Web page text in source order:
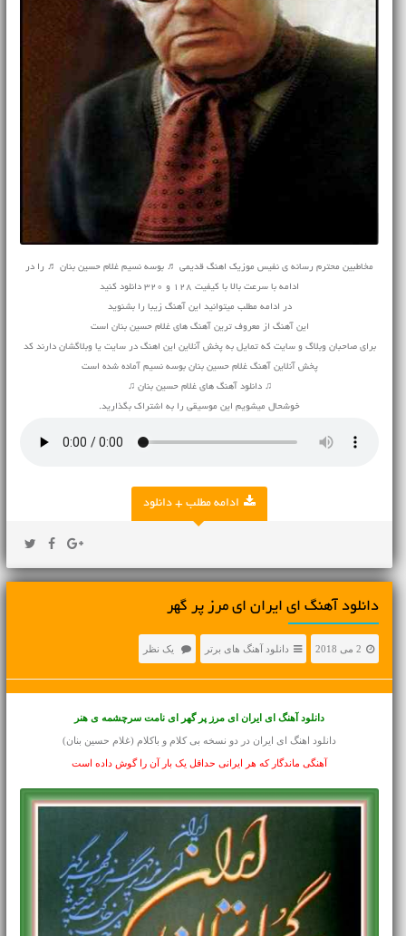
مخاطبین محترم رسانه ی نفیس موزیک اهنگ قدیمی ♬ بوسه نسیم غلام حسین بنان ♬ را در
ادامه با سرعت بالا با کیفیت 128 و 320 دانلود کنید
در ادامه مطلب میتوانید این آهنگ زیبا را بشنوید
این آهنگ از معروف ترین آهنگ های غلام حسین بنان است
برای صاحبان وبلاگ و سایت که تمایل به پخش آنلاین این اهنگ در سایت یا وبلاگشان دارند کد
پخش آنلاین آهنگ غلام حسین بنان بوسه نسیم آماده شده است
♫ دانلود آهنگ های غلام حسین بنان ♫
خوشحال میشویم این موسیقی را به اشتراک بگذارید.
ادامه مطلب + دانلود
دانلود آهنگ ای ایران ای مرز پر گهر
2 می 2018 دانلود آهنگ های برتر یک نظر
دانلود آهنگای ایران ای مرز پر گهر ای نامت سرچشمه ی هنر
دانلود اهنگ ای ایران در دو نسخه بی کلام و باکلام (غلام حسین بنان)
آهنگی ماندگار که هر ایرانی حداقل یک بار آن را گوش داده است